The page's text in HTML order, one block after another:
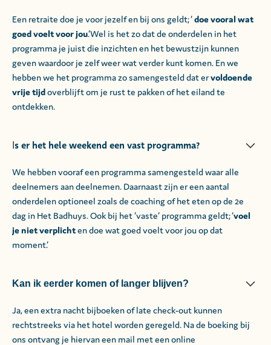
Een retraite doe je voor jezelf en bij ons geldt; ‘doe vooral wat
goed voelt voor jou.’Wel is het zo dat de onderdelen in het
programma je juist die inzichten en het bewustzijn kunnen
geven waardoor je zelf weer wat verder kunt komen. En we
hebben we het programma zo samengesteld dat ervoldoende
vrije tijdoverblijft om je rust te pakken of het eiland te
ontdekken.
s er het hele weekend een vast programma?
We hebben vooraf een programma samengesteld waar alle
deelnemers aan deelnemen. Daarnaast zijn er een aantal
onderdelen optioneel zoals de coaching of het eten op de 2e
dag in Het Badhuys. Ook bij het ‘vaste’ programma geldt; ‘voel
je niet verplichten doe wat goed voelt voor jou op dat
moment.’
Kan ik eerder komen of langer blijven?
Ja, een extra nacht bijboeken of late check-out kunnen
rechtstreeks via het hotel worden geregeld. Na de boeking bij
ons ontvang je hiervan een mail met een online